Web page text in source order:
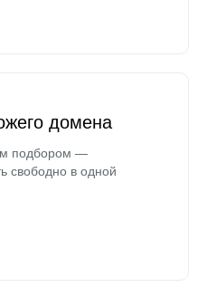
домена
подбором —
свободно в одной